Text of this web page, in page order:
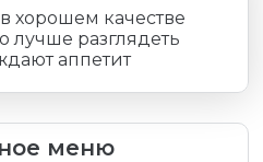
хорошем качестве
лучше разглядеть
аппетит
меню